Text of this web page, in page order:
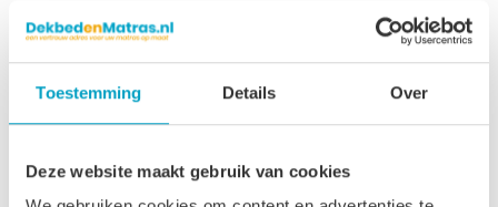
Toestemming Details Over
Deze website maakt gebruik van cookies
hoewel er verschillen zitten in de uitvoeringen van ons
Matras 205 x 95, er zijn ook overeenkomsten:
Levensduur van uw Matras
205 x 95
De levensduur van uw Matras 205 x 95 is ongeveer 10 tot